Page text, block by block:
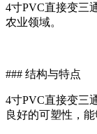
4寸PVC直接变三
农业领域。
### 结构与特点
4寸PVC直接变三
良好的可塑性，